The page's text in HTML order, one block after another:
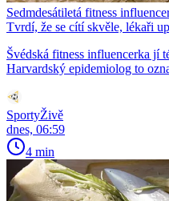
Sedmdesátiletá fitness
Tvrdí, že se cítí skvěle, lékaři
Švédská fitness influencerka jí
Harvardský epidemiolog to
SportyŽivě
dnes, 06:59
4 min